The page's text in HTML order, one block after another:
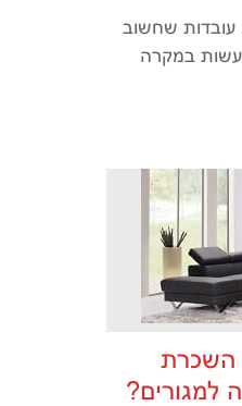
עובדות שחשוב
במקרה
השכרת
למגורים?